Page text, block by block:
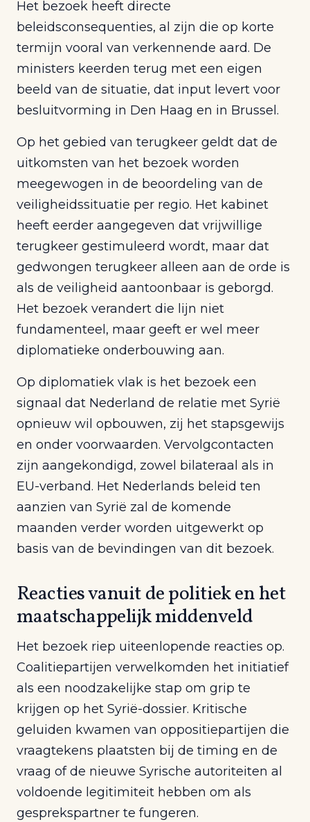
Het bezoek heeft directe
beleidsconsequenties, al zijn die op korte
termijn vooral van verkennende aard. De
ministers keerden terug met een eigen
beeld van de situatie, dat input levert voor
besluitvorming in Den Haag en in Brussel.
Op het gebied van terugkeer geldt dat de
uitkomsten van het bezoek worden
meegewogen in de beoordeling van de
veiligheidssituatie per regio. Het kabinet
heeft eerder aangegeven dat vrijwillige
terugkeer gestimuleerd wordt, maar dat
gedwongen terugkeer alleen aan de orde is
als de veiligheid aantoonbaar is geborgd.
Het bezoek verandert die lijn niet
fundamenteel, maar geeft er wel meer
diplomatieke onderbouwing aan.
Op diplomatiek vlak is het bezoek een
signaal dat Nederland de relatie met Syrië
opnieuw wil opbouwen, zij het stapsgewijs
en onder voorwaarden. Vervolgcontacten
zijn aangekondigd, zowel bilateraal als in
EU-verband. Het Nederlands beleid ten
aanzien van Syrië zal de komende
maanden verder worden uitgewerkt op
basis van de bevindingen van dit bezoek.
Reacties vanuit de politiek en het
maatschappelijk middenveld
Het bezoek riep uiteenlopende reacties op.
Coalitiepartijen verwelkomden het initiatief
als een noodzakelijke stap om grip te
krijgen op het Syrië-dossier. Kritische
geluiden kwamen van oppositiepartijen die
vraagtekens plaatsten bij de timing en de
vraag of de nieuwe Syrische autoriteiten al
voldoende legitimiteit hebben om als
gesprekspartner te fungeren.